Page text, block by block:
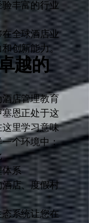
丰富的行业
全球酒店业
创新能力。
越的
店管理教育
恩正处于这
里学习意味
个环境中：
体系
店、度假村
系统让您在